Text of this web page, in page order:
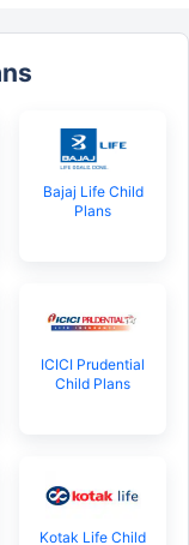
Bajaj Life Child
Plans
ICICI Prudential
Child Plans
Kotak Life Child